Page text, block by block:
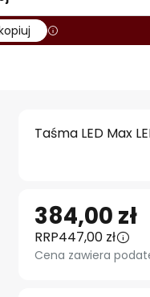
Taśma LED Max
384,00 zł
RRP447,00 zł
Cena zawiera